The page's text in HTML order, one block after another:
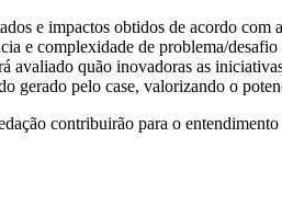
e impactos obtidos de acordo com
e complexidade de problema/desafio
avaliado quão inovadoras as
gerado pelo case, valorizando o
contribuirão para o